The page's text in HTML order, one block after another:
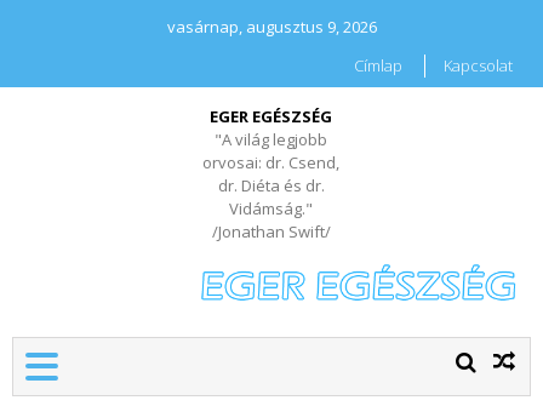
vasárnap, augusztus 9, 2026
Címlap
Kapcsolat
EGER EGÉSZSÉG
"A világ legjobb
orvosai: dr. Csend,
dr. Diéta és dr.
Vidámság."
/Jonathan Swift/